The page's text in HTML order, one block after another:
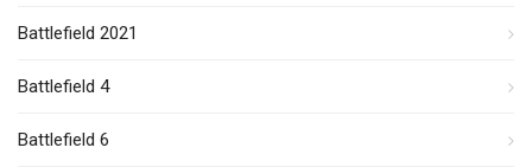
Battlefield 2021
Battlefield 4
Battlefield 6